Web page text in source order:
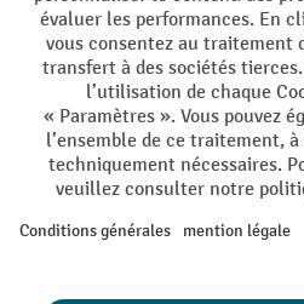
Conditions générales de vente
Protection des Données
All prices excl. VAT plusshipping costs
if not stated otherwise.
s'applique pas aux prix spéciaux. Il